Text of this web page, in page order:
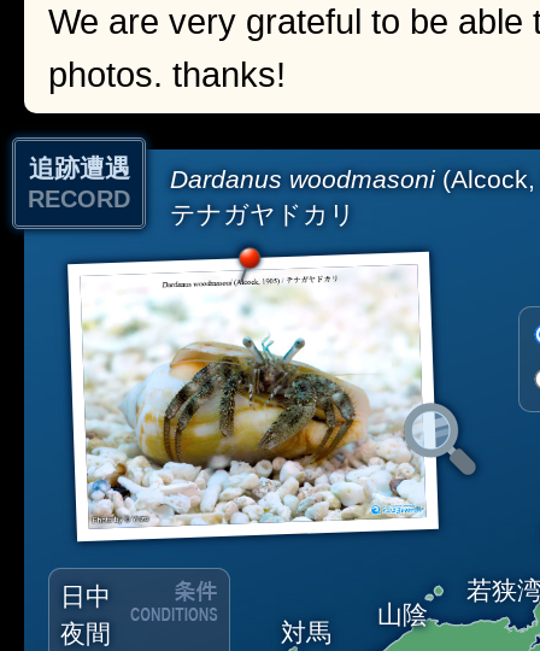
We are very grateful to be able
photos. thanks!
追跡遭遇
RECORD
Dardanus woodmasoni
テナガヤドカリ
若狭
山陰
対馬
日中
夜間